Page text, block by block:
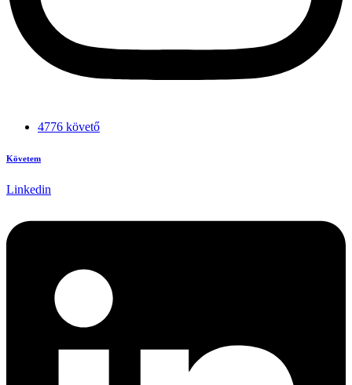
4776 követő
Követem
Linkedin